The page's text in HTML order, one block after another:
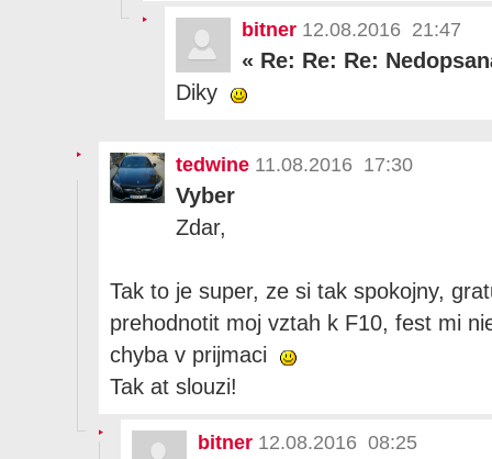
bitner 12.08.2016 21:47
« Re: Re: Re:
Diky
tedwine 11.08.2016 17:30
Vyber
Zdar,
Tak to je super, ze si tak spokojny,
prehodnotit moj vztah k F10, fest mi
chyba v prijmaci
Tak at slouzi!
bitner 12.08.2016 08:25